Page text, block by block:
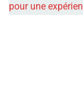
pour une